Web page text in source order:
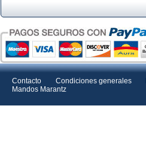
Contacto Condiciones generales
Mandos Marantz